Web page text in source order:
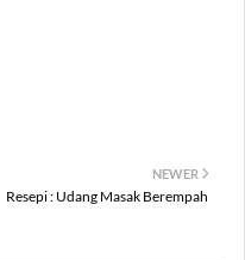
NEWER
Resepi : Udang Masak Berempah